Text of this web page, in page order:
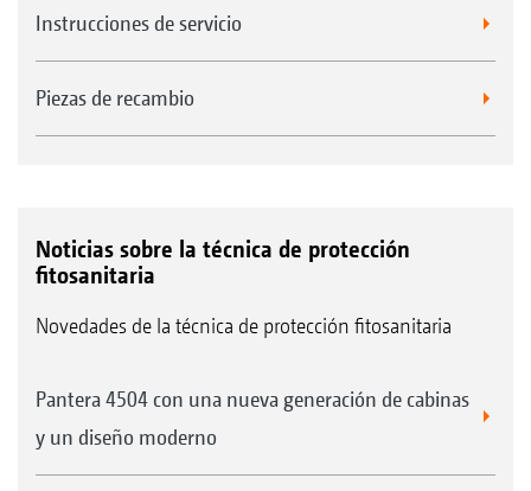
Instrucciones de servicio
Piezas de recambio
Noticias sobre la técnica de protección
fitosanitaria
Novedades de la técnica de protección fitosanitaria
Pantera 4504 con una nueva generación de cabinas
y un diseño moderno